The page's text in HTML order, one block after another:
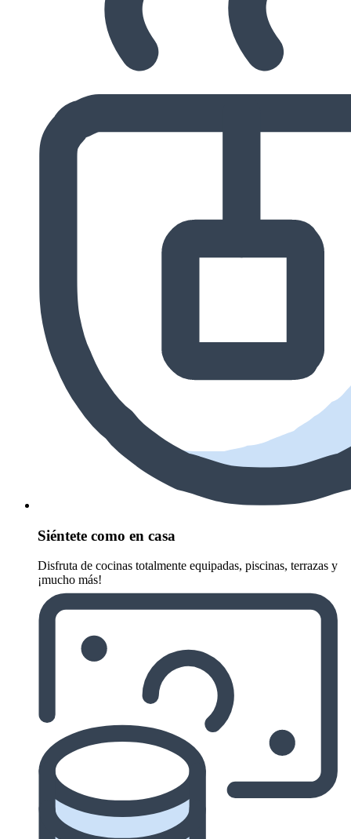
Siéntete como en casa
Disfruta de cocinas totalmente equipadas, piscinas, terrazas y
¡mucho más!